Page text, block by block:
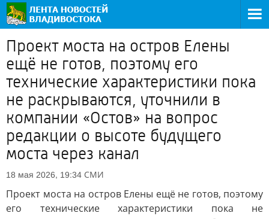
Проект моста на остров Елены
ещё не готов, поэтому его
технические характеристики пока
не раскрываются, уточнили в
компании «Остов» на вопрос
редакции о высоте будущего
моста через канал
18 мая 2026, 19:34 СМИ
Проект моста на остров Елены ещё не готов, поэтому
его технические характеристики пока не